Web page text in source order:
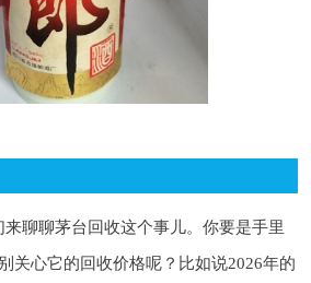
聊聊茅台回收这个事儿。你要是手里
关心它的回收价格呢？比如说2026年的